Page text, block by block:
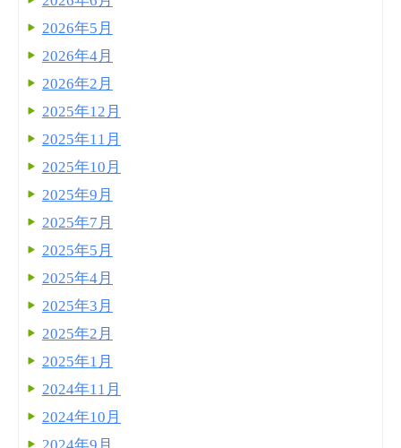
2026年5月
2026年4月
2026年2月
2025年12月
2025年11月
2025年10月
2025年9月
2025年7月
2025年5月
2025年4月
2025年3月
2025年2月
2025年1月
2024年11月
2024年10月